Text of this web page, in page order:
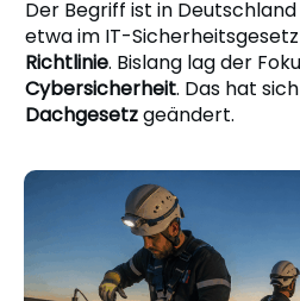
Der Begriff ist in
etwa im IT-
Richtlinie. Bislang lag der
Cybersicherheit. Das hat
Dachgesetzgeändert.